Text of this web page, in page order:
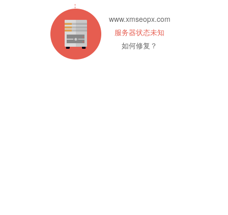
www.xmseopx.com
服务器状态未知
如何修复？